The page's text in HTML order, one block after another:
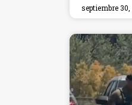
septiembre 30,